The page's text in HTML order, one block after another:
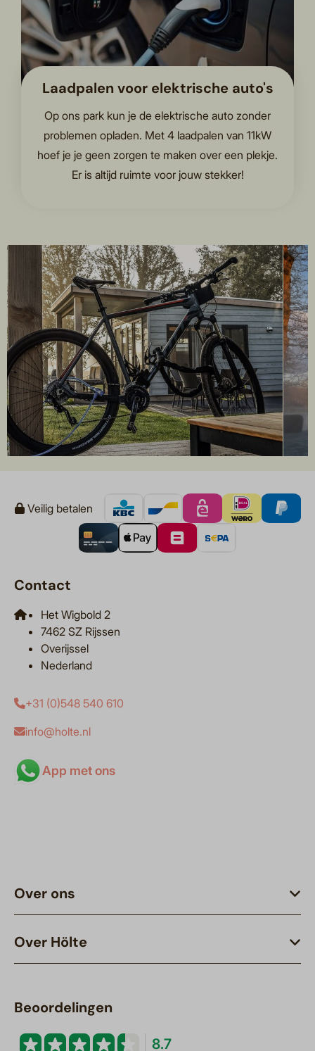
Laadpalen voor elektrische auto's
Op ons park kun je de elektrische auto zonder
problemen opladen. Met 4 laadpalen van 11kW
hoef je je geen zorgen te maken over een plekje.
Er is altijd ruimte voor jouw stekker!
Veilig betalen
Contact
Het Wigbold 2
7462 SZ Rijssen
Overijssel
Nederland
+31 (0)548 540 610
info@holte.nl
App met ons
Over ons
Over Hölte
Beoordelingen
8.7